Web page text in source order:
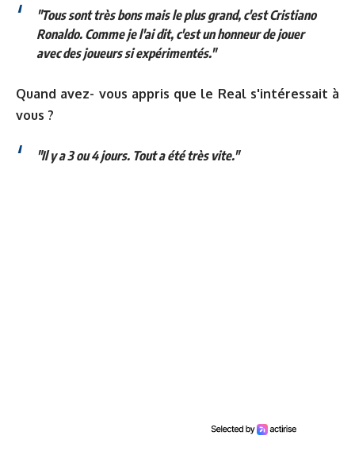
"Tous sont très bons mais le plus grand, c'est Cristiano
Ronaldo. Comme je l'ai dit, c'est un honneur de jouer
avec des joueurs si expérimentés."
Quand avez- vous appris que le Real s'intéressait à
vous ?
"Il y a 3 ou 4 jours. Tout a été très vite."